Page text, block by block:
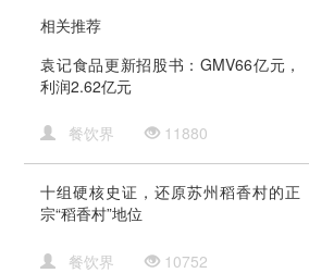
相关推荐
袁记食品更新招股书：GMV66亿元，
利润2.62亿元
餐饮界 11880
十组硬核史证，还原苏州稻香村的正
宗“稻香村”地位
餐饮界 10752